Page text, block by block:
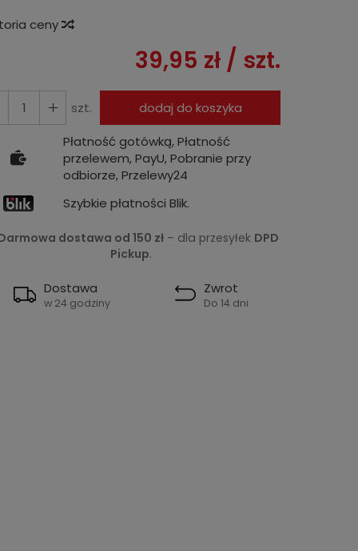
ceny
39,95 zł / szt.
szt.
dodaj do koszyka
Płatność gotówką, Płatność
przelewem, PayU, Pobranie przy
odbiorze, Przelewy24
Szybkie płatności Blik.
dostawa od 150 zł – dla przesyłek DPD
Pickup.
Dostawa
w 24 godziny
Zwrot
Do 14 dni